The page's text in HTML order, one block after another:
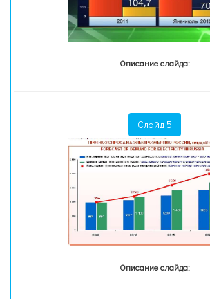
Описание слайда:
Слайд 5
Описание слайда: